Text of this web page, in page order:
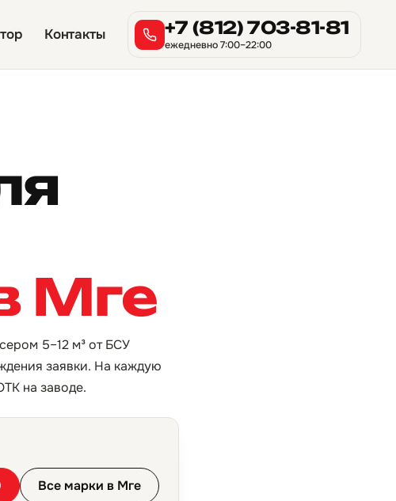
Контакты +7 (812) 703-81-81
ежедневно 7:00–22:00
Мге
5–12 м³ от БСУ
заявки. На каждую
на заводе.
Все марки в Мге